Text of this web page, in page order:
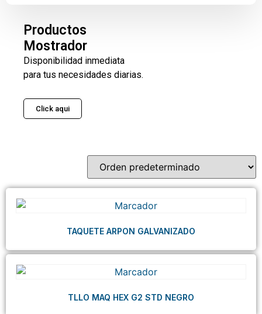
Productos
Mostrador
Disponibilidad inmediata
para tus necesidades diarias.
Click aqui
TAQUETE ARPON GALVANIZADO
TLLO MAQ HEX G2 STD NEGRO